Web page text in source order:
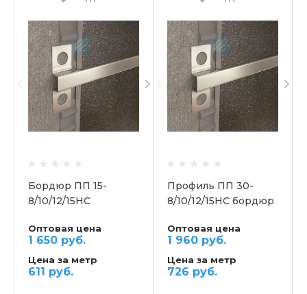
Бордюр ПП 15-
8/10/12/15НС
Оптовая цена
1 650 руб.
Цена за метр
611 руб.
Профиль ПП 30-
8/10/12/15НС бордюр
Оптовая цена
1 960 руб.
Цена за метр
726 руб.